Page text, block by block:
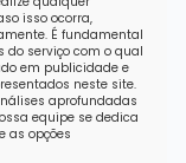
isso ocorra,
É fundamental
do serviço com o qual
em publicidade e
neste site.
aprofundadas
equipe se dedica
as opções